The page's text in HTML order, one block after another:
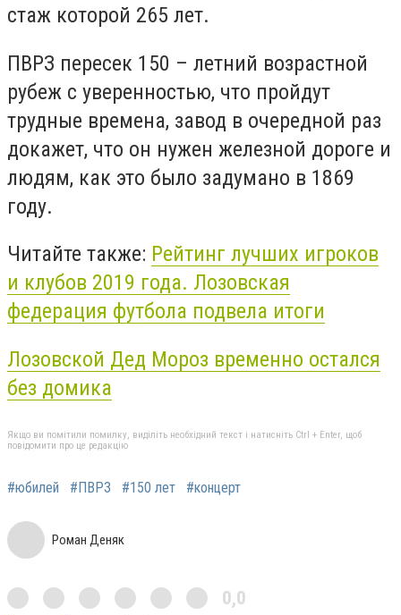
стаж которой 265 лет.
ПВРЗ пересек 150 – летний возрастной
рубеж с уверенностью, что пройдут
трудные времена, завод в очередной раз
докажет, что он нужен железной дороге и
людям, как это было задумано в 1869
году.
Читайте также: Рейтинг лучших игроков
и клубов 2019 года. Лозовская
федерация футбола подвела итоги
Лозовской Дед Мороз временно остался
без домика
Якщо ви помітили помилку, виділіть необхідний текст і натисніть Ctrl + Enter, щоб
повідомити про це редакцію
#юбилей #ПВРЗ #150 лет #концерт
Роман Деняк
0,0